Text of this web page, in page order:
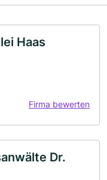
Haas
Firma bewerten
Dr.